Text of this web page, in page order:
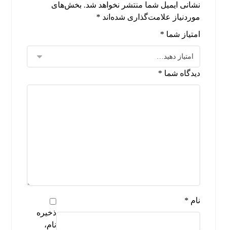
نشانی ایمیل شما منتشر نخواهد شد. بخش‌های
موردنیاز علامت‌گذاری شده‌اند *
امتیاز شما *
دیدگاه شما *
نام *
ذخیره
نام،